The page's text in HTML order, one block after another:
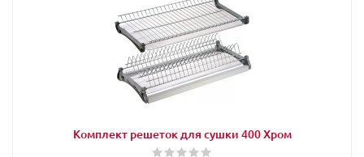
Комплект решеток для сушки 400 Хром